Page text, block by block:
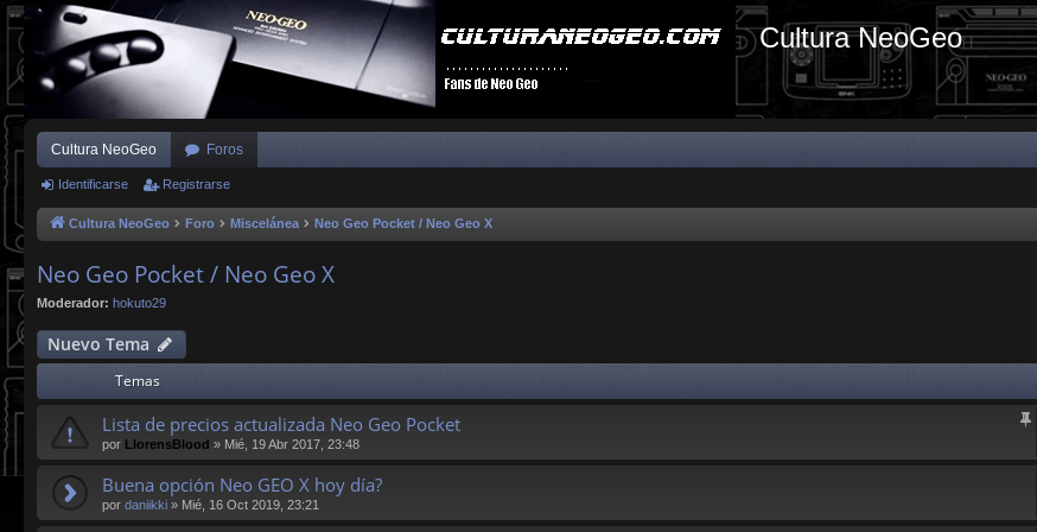
Cultura NeoGeo
Cultura NeoGeo Foros
Identificarse Registrarse
Cultura NeoGeo Foro Miscelánea Neo Geo Pocket / Neo Geo X
Neo Geo Pocket / Neo Geo X
Moderador: hokuto29
Nuevo Tema
Temas
Lista de precios actualizada Neo Geo Pocket
por LlorensBlood » Mié, 19 Abr 2017, 23:48
Buena opción Neo GEO X hoy día?
por daniikki » Mié, 16 Oct 2019, 23:21